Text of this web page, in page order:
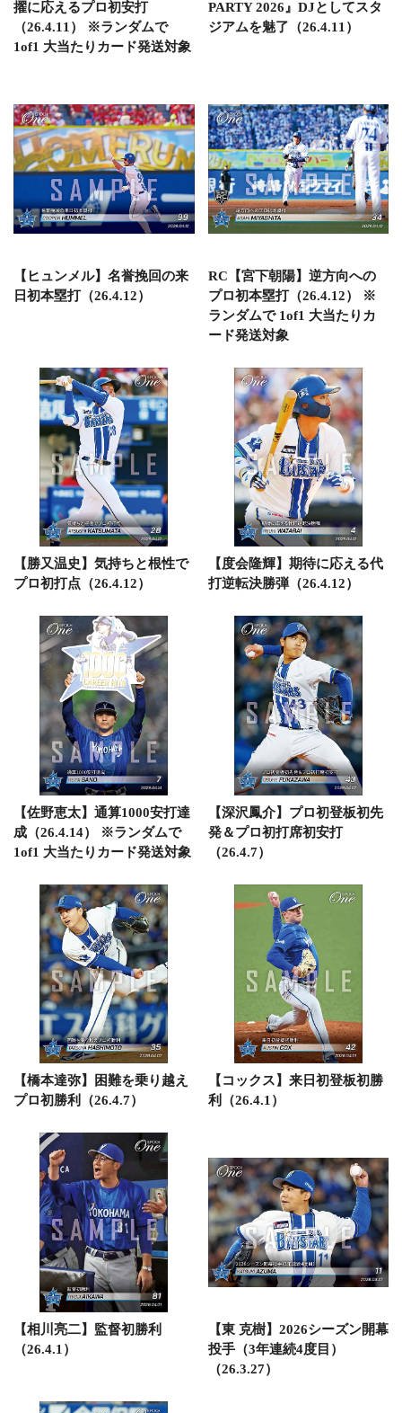
擢に応えるプロ初安打
（26.4.11） ※ランダムで
1of1 大当たりカード発送対象
PARTY 2026』DJとしてスタ
ジアムを魅了（26.4.11）
【ヒュンメル】名誉挽回の来
日初本塁打（26.4.12）
RC【宮下朝陽】逆方向への
プロ初本塁打（26.4.12） ※
ランダムで 1of1 大当たりカ
ード発送対象
【勝又温史】気持ちと根性で
プロ初打点（26.4.12）
【度会隆輝】期待に応える代
打逆転決勝弾（26.4.12）
【佐野恵太】通算1000安打達
成（26.4.14） ※ランダムで
1of1 大当たりカード発送対象
【深沢鳳介】プロ初登板初先
発＆プロ初打席初安打
（26.4.7）
【橋本達弥】困難を乗り越え
プロ初勝利（26.4.7）
【コックス】来日初登板初勝
利（26.4.1）
【相川亮二】監督初勝利
（26.4.1）
【東 克樹】2026シーズン開幕
投手（3年連続4度目）
（26.3.27）